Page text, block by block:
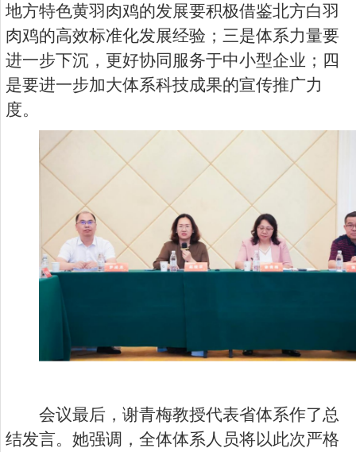
地方特色黄羽肉鸡的发展要积极借鉴北方白羽
肉鸡的高效标准化发展经验；三是体系力量要
进一步下沉，更好协同服务于中小型企业；四
是要进一步加大体系科技成果的宣传推广力
度。
会议最后，谢青梅教授代表省体系作了总
结发言。她强调，全体体系人员将以此次严格